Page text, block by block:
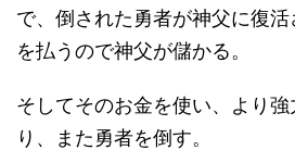
で、倒された勇者が神父に復
を払うので神父が儲かる。
そしてそのお金を使い、より
り、また勇者を倒す。